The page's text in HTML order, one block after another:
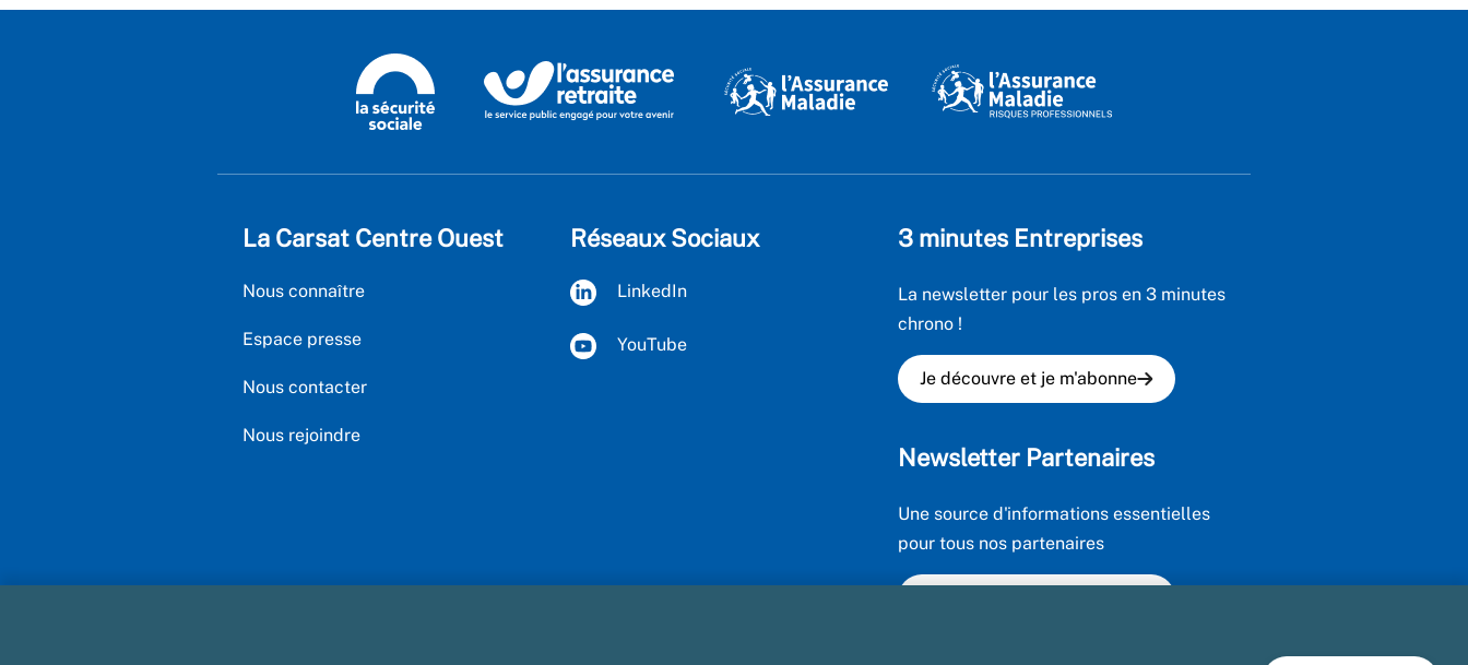
La Carsat Centre Ouest
Nous connaître
Espace presse
Nous contacter
Nous rejoindre
Réseaux Sociaux
LinkedIn
YouTube
3 minutes Entreprises
La newsletter pour les pros en 3 minutes
chrono !
Je découvre et je m'abonne
Newsletter Partenaires
Une source d'informations essentielles
pour tous nos partenaires